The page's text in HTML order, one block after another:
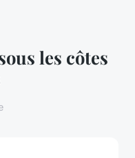
les côtes